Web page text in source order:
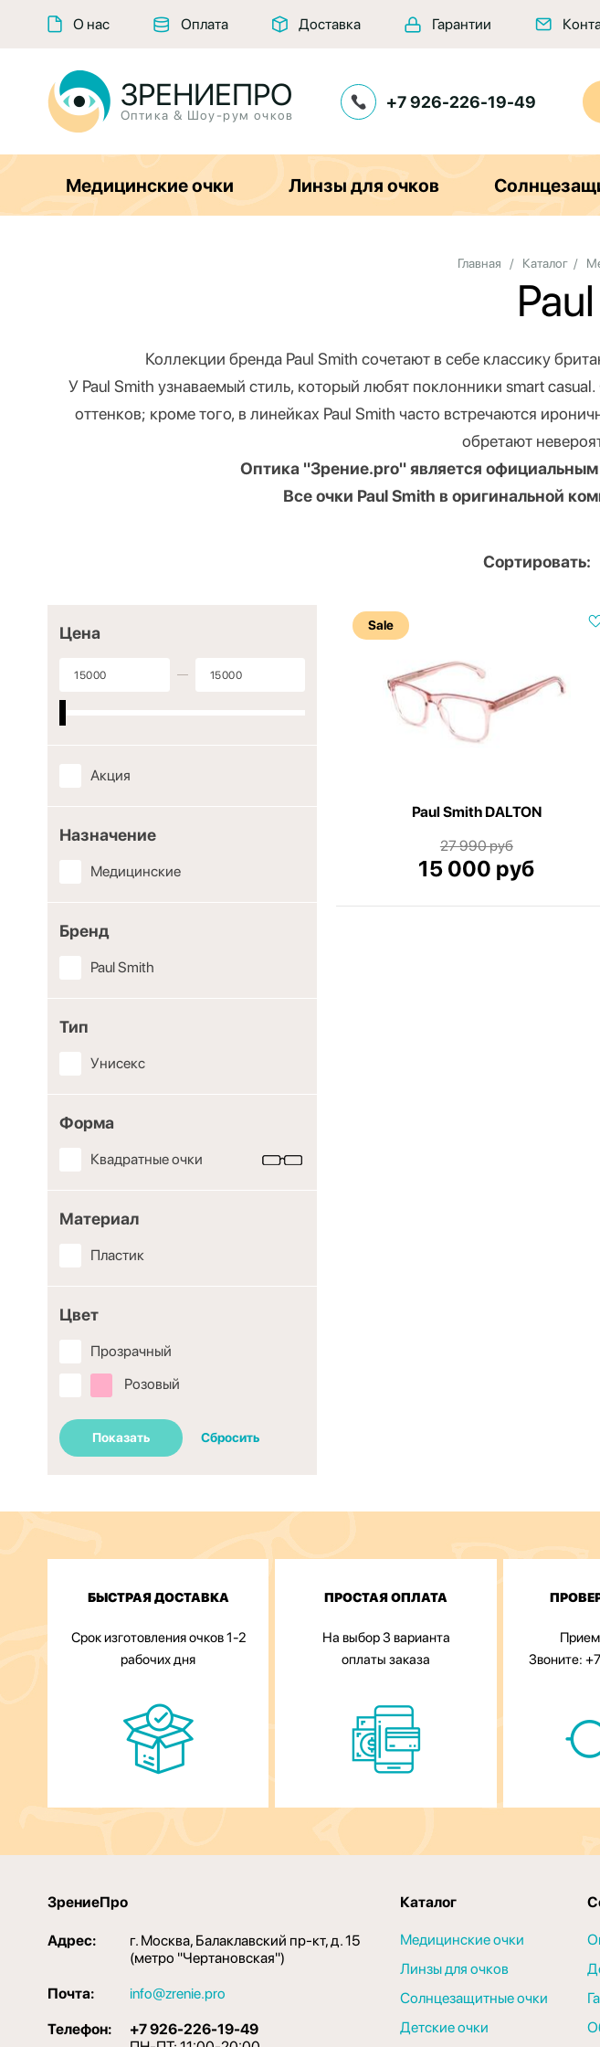
О нас Оплата Доставка Гарантии
ЗРЕНИЕПРО
Оптика & Шоу-рум очков
+7 926-226-19-49
Медицинские очки Линзы для очков
Главная / Каталог /
Коллекции бренда Paul Smith сочетают в себе классику
У Paul Smith узнаваемый стиль, который любят поклонники smart
оттенков; кроме того, в линейках Paul Smith часто встречаются
обретают
Оптика "Зрение.pro" является
Все очки Paul Smith в оригинальной
Сортировать:
Sale
Paul Smith DALTON
27 990 руб
15 000 руб
Цена
Акция
Назначение
Медицинские
Бренд
Paul Smith
Тип
Унисекс
Форма
Квадратные очки
Материал
Пластик
Цвет
Прозрачный
Розовый
Показать Сбросить
БЫСТРАЯ ДОСТАВКА
Срок изготовления очков 1-2
рабочих дня
ПРОСТАЯ ОПЛАТА
На выбор 3 варианта
оплаты заказа
Звоните:
ЗрениеПро
Адрес:
г. Москва, Балаклавский пр-кт, д. 15
(метро "Чертановская")
Почта: info@zrenie.pro
Телефон:
+7 926-226-19-49
Каталог
Медицинские очки
Линзы для очков
Солнцезащитные очки
Детские очки